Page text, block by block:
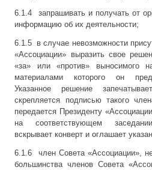
6.1.4 запрашивать и получать от
информацию об их деятельности;
6.1.5 в случае невозможности
«Ассоциации» выразить свое
«за» или «против» выносимого
материалами которого он
Указанное решение
скрепляется подписью такого
передается Президенту
на соответствующем
вскрывает конверт и оглашает
6.1.6 член Совета «Ассоциации»,
большинства членов Совета